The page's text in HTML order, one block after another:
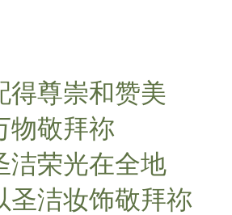
得尊崇和赞美
物敬拜祢
洁荣光在全地
圣洁妆饰敬拜祢